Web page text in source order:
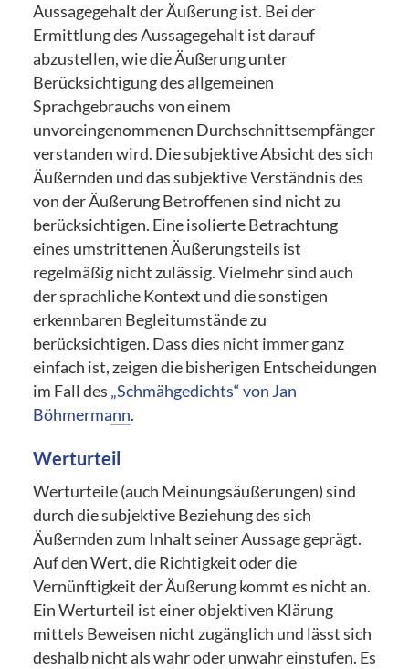
Aussagegehalt der Äußerung ist. Bei der
Ermittlung des Aussagegehalt ist darauf
abzustellen, wie die Äußerung unter
Berücksichtigung des allgemeinen
Sprachgebrauchs von einem
unvoreingenommenen Durchschnittsempfänger
verstanden wird. Die subjektive Absicht des sich
Äußernden und das subjektive Verständnis des
von der Äußerung Betroffenen sind nicht zu
berücksichtigen. Eine isolierte Betrachtung
eines umstrittenen Äußerungsteils ist
regelmäßig nicht zulässig. Vielmehr sind auch
der sprachliche Kontext und die sonstigen
erkennbaren Begleitumstände zu
berücksichtigen. Dass dies nicht immer ganz
einfach ist, zeigen die bisherigen Entscheidungen
im Fall des „Schmähgedichts“ von Jan
Böhmermann.
Werturteil
Werturteile (auch Meinungsäußerungen) sind
durch die subjektive Beziehung des sich
Äußernden zum Inhalt seiner Aussage geprägt.
Auf den Wert, die Richtigkeit oder die
Vernünftigkeit der Äußerung kommt es nicht an.
Ein Werturteil ist einer objektiven Klärung
mittels Beweisen nicht zugänglich und lässt sich
deshalb nicht als wahr oder unwahr einstufen. Es